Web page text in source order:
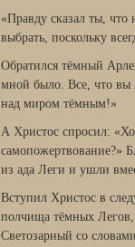
«Правду сказал ты,
выбрать, поскольку
Обратился тёмный
мной было. Все, что вы
над миром тёмным!»
А Христос спросил:
самопожертвование?»
из ада Леги и ушли
Вступил Христос в
полчища тёмных Легов,
Светозарный со